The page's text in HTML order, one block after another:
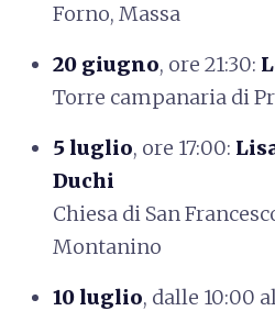
Forno, Massa
20 giugno, ore 21:30:
Torre campanaria di
5 luglio, ore 17:00:
Duchi
Chiesa di San
Montanino
10 luglio, dalle 10:00